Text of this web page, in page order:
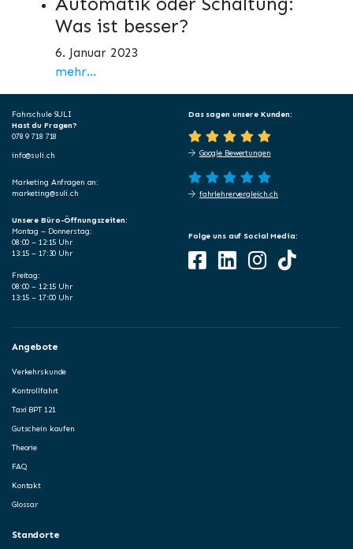
Was ist besser?
6. Januar 2023
mehr...
Fahrschule SULI
Hast du Fragen?
078 9 718 718
info@suli.ch
Marketing Anfragen an:
marketing@suli.ch
Das sagen unsere Kunden:
Google Bewertungen
fahrlehrervergleich.ch
Unsere Büro-Öffnungszeiten:
Montag – Donnerstag:
08:00 – 12:15 Uhr
13:15 – 17:30 Uhr
Freitag:
08:00 – 12:15 Uhr
13:15 – 17:00 Uhr
Folge uns auf Social Media:
Angebote
Verkehrskunde
Kontrollfahrt
Taxi BPT 121
Gutschein kaufen
Theorie
FAQ
Kontakt
Glossar
Standorte